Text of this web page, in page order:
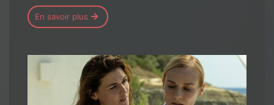
En savoir plus